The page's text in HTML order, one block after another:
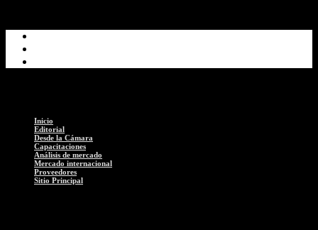
Inicio
Editorial
Desde la Cámara
Capacitaciones
Análisis de mercado
Mercado internacional
Proveedores
Sitio Principal